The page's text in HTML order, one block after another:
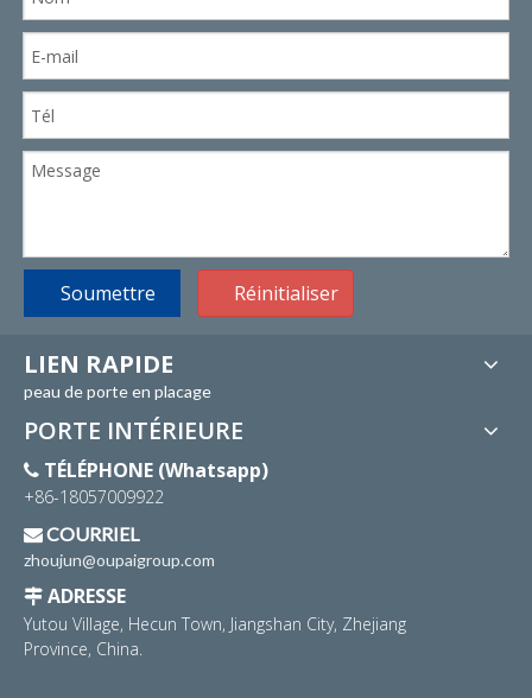
Soumettre Réinitialiser
LIEN RAPIDE
peau de porte en placage
PORTE INTÉRIEURE
 TÉLÉPHONE (Whatsapp)
+86-18057009922
COURRIEL
zhoujun@oupaigroup.com
 ADRESSE
Yutou Village, Hecun Town, Jiangshan City, Zhejiang
Province, China.